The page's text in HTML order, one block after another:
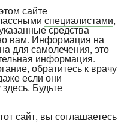
сайте
специалистами,
средства
вам. Информация на
для самолечения, это
информация.
обратитесь к врачу
если они
Будьте
сайт, вы соглашаетесь